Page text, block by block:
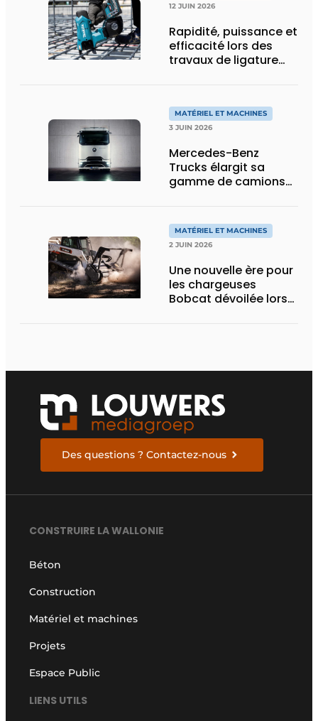
12 JUIN 2026
Rapidité, puissance et
efficacité lors des
travaux de ligature
MATÉRIEL ET MACHINES
3 JUIN 2026
Mercedes-Benz
Trucks élargit sa
gamme de camions
eActros Lowliner
MATÉRIEL ET MACHINES
2 JUIN 2026
Une nouvelle ère pour
les chargeuses
Bobcat dévoilée lors
Des questions ? Contactez-nous
CONSTRUIRE LA WALLONIE
Béton
Construction
Matériel et machines
Projets
Espace Public
LIENS UTILS